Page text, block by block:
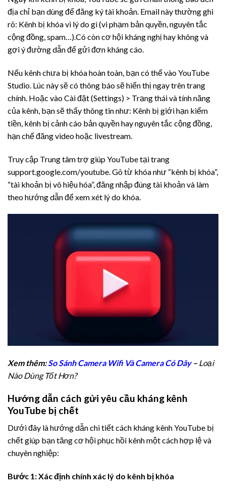
địa chỉ bạn dùng để đăng ký tài khoản. Email này thường ghi
rõ: Kênh bị khóa vì lý do gì (vi phạm bản quyền, nguyên tắc
cộng đồng, spam…).Có còn cơ hội kháng nghị hay không và
gợi ý đường dẫn để gửi đơn kháng cáo.
Nếu kênh chưa bị khóa hoàn toàn, bạn có thể vào YouTube
Studio. Lúc này sẽ có thông báo sẽ hiển thị ngay trên trang
chính. Hoặc vào Cài đặt (Settings) > Trạng thái và tính năng
của kênh, bạn sẽ thấy thông tin như: Kênh bị giới hạn kiếm
tiền, kênh bị cảnh cáo bản quyền hay nguyên tắc cộng đồng,
hạn chế đăng video hoặc livestream.
Truy cập Trung tâm trợ giúp YouTube tại trang
support.google.com/youtube. Gõ từ khóa như “kênh bị khóa”,
“tài khoản bị vô hiệu hóa”, đăng nhập đúng tài khoản và làm
theo hướng dẫn để xem xét lý do khóa.
Xem thêm:So Sánh Camera Wifi Và Camera Có Dây – Loại
Nào Dùng Tốt Hơn?
Hướng dẫn cách gửi yêu cầu kháng kênh
YouTube bị chết
Dưới đây là hướng dẫn chi tiết cách kháng kênh YouTube bị
chết giúp bạn tăng cơ hội phục hồi kênh một cách hợp lệ và
chuyên nghiệp:
Bước 1: Xác định chính xác lý do kênh bị khóa